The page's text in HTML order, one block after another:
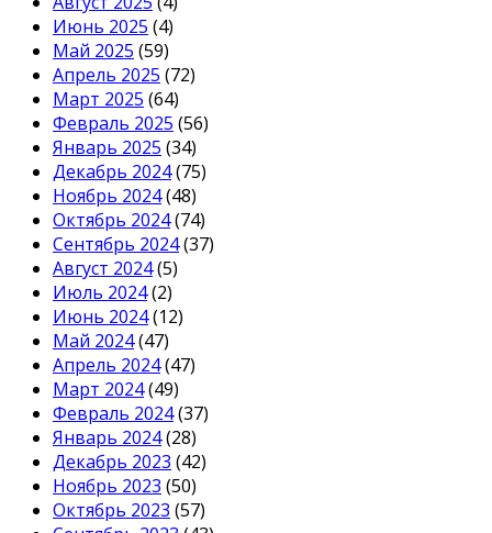
Июнь 2025 (4)
Май 2025 (59)
Апрель 2025 (72)
Март 2025 (64)
Февраль 2025 (56)
Январь 2025 (34)
Декабрь 2024(75)
Ноябрь 2024(48)
Октябрь 2024(74)
Сентябрь 2024(37)
Август 2024(5)
Июль 2024(2)
Июнь 2024(12)
Май 2024(47)
Апрель 2024(47)
Март 2024(49)
Февраль 2024(37)
Январь 2024(28)
Декабрь 2023 (42)
Ноябрь 2023 (50)
Октябрь 2023 (57)